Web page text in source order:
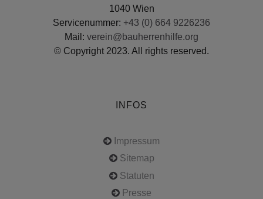
1040 Wien
Servicenummer: +43 (0) 664 9226236
Mail: verein@bauherrenhilfe.org
© Copyright 2023. All rights reserved.
INFOS
Impressum
Sitemap
Statuten
Presse